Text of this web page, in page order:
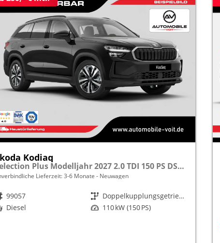
Kodiaq
Selection Plus Modelljahr 2027 2.0 TDI 150 PS DSG TEMPOMAT/R.KAMERA/SHZ/LED/LENKRADHEIZUNG frei konfigurierbar!
Lieferzeit: 3-6 Monate Neuwagen
99057 Getriebe
Doppelkupplungsgetriebe (DSG)
Diesel Leistung 110 kW (150 PS)